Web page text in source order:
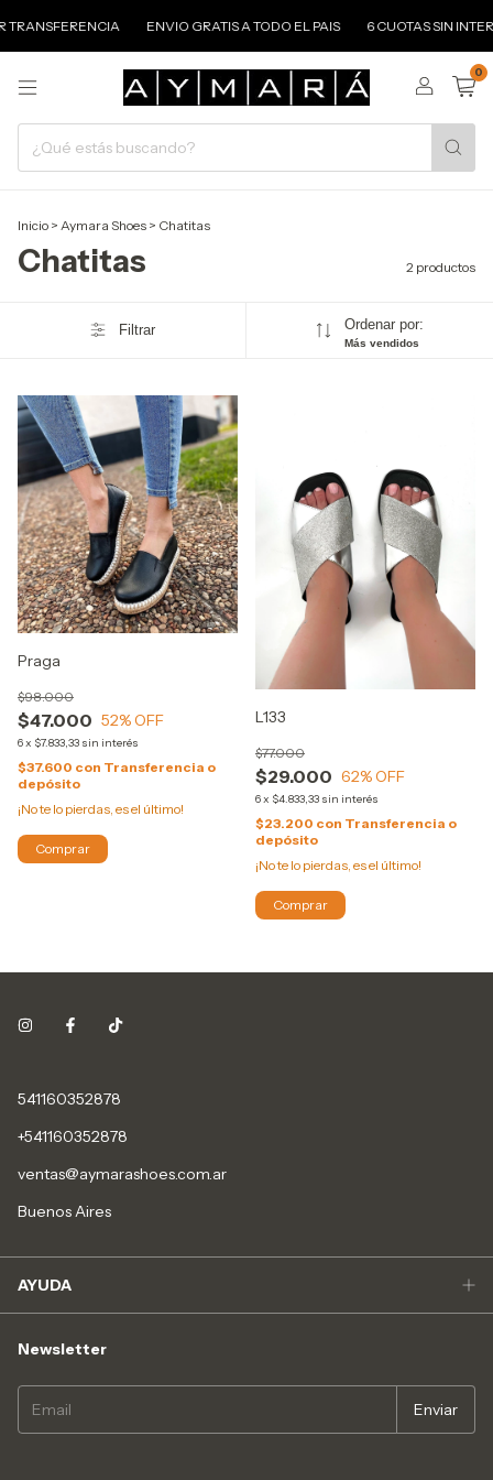
TRANSFERENCIA ENVIO GRATIS A TODO EL PAIS 6 CUOTAS SIN
0
Inicio > Aymara Shoes > Chatitas
Chatitas 2 productos
Filtrar Ordenar por:
Más vendidos
Praga
$47.000
$98.000
52% OFF
6x $7.833,33 sin interés
$37.600 con Transferencia o
depósito
¡No te lo pierdas, es el último!
Comprar
L133
$29.000
$77.000
62% OFF
6x $4.833,33 sin interés
$23.200 con Transferencia o
depósito
¡No te lo pierdas, es el último!
Comprar
541160352878
+541160352878
ventas@aymarashoes.com.ar
Buenos Aires
AYUDA
Newsletter